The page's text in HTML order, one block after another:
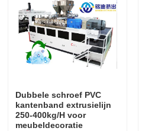
Dubbele schroef PVC
kantenband extrusielijn
250-400kg/H voor
meubeldecoratie